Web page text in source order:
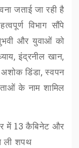
जताई जा रही है
विभाग सौंपे
और युवाओं को
,इंद्रनील खान,
अशोक डिंडा,स्वपन
के नाम शामिल
में 13कैबिनेट और
ली शपथ